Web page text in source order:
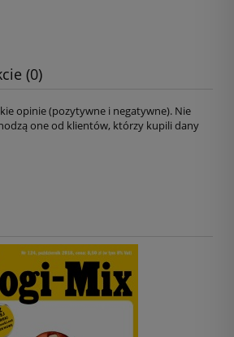
(0)
opinie (pozytywne i negatywne). Nie
one od klientów, którzy kupili dany